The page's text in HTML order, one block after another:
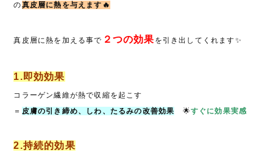
の真皮層に熱を与えます🔥
真皮層に熱を加える事で ２つの効果 を引き出してくれます✨
1.即効効果
コラーゲン繊維が熱で収縮を起こす
＝ 皮膚の引き締め、しわ、たるみの改善効果 🌟すぐに効果実感
2.持続的効果